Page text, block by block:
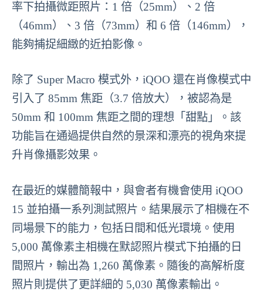
率下拍攝微距照片：1 倍（25mm）、2 倍
（46mm）、3 倍（73mm）和 6 倍（146mm），
能夠捕捉細緻的近拍影像。
除了 Super Macro 模式外，iQOO 還在肖像模式中
引入了 85mm 焦距（3.7 倍放大），被認為是
50mm 和 100mm 焦距之間的理想「甜點」。該
功能旨在通過提供自然的景深和漂亮的視角來提
升肖像攝影效果。
在最近的媒體簡報中，與會者有機會使用 iQOO
15 並拍攝一系列測試照片。結果展示了相機在不
同場景下的能力，包括日間和低光環境。使用
5,000 萬像素主相機在默認照片模式下拍攝的日
間照片，輸出為 1,260 萬像素。隨後的高解析度
照片則提供了更詳細的 5,030 萬像素輸出。